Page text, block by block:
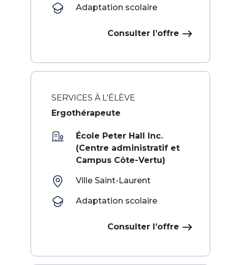
Adaptation scolaire
Consulter l’offre
SERVICES À L'ÉLÈVE
Ergothérapeute
École Peter Hall Inc.
(Centre administratif et
Campus Côte-Vertu)
Ville Saint-Laurent
Adaptation scolaire
Consulter l’offre